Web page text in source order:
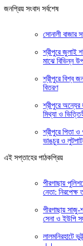
জনপ্রিয় সংবাদ সর্বশেষ
সোনালী বাজার
শ্রীপুরে জুলাই
মাঝে বিভিন্ন
শ্রীপুরে বিশ্ব
বিতরণ
শ্রীপুরে অন্যের
মিথ্যা ও
শ্রীপুরে পিতা
ভাঙচুর ও লুটপাট
এই সপ্তাহের পাঠকপ্রিয়
পীরগাছায়
নেতা: নিরপেক্ষ
পীরগাছায় সাজু-
সেনা ও ইউপি
লালমনিরহাটে